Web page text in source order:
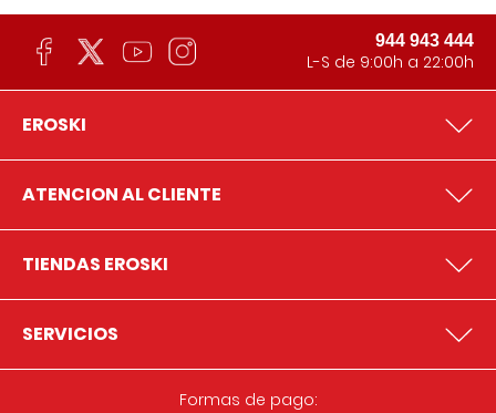
944 943 444
L-S de 9:00h a 22:00h
EROSKI
ATENCION AL CLIENTE
TIENDAS EROSKI
SERVICIOS
Formas de pago: